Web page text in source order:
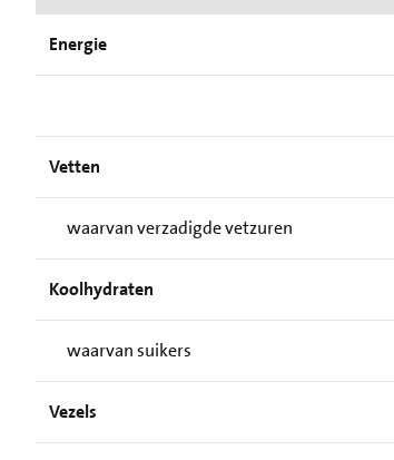
Energie
Vetten
waarvan verzadigde vetzuren
Koolhydraten
waarvan suikers
Vezels